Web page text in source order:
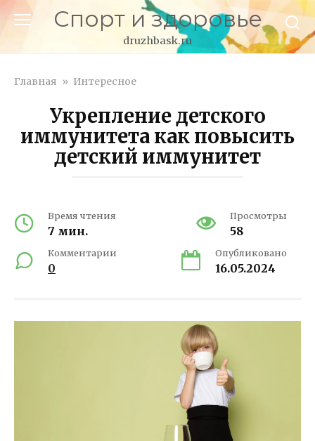
Спорт и здоровье
druzhbask.ru
Главная » Интересное
Укрепление детского
иммунитета как повысить
детский иммунитет
Время чтения
7 мин.
Просмотры
58
Комментарии
0
Опубликовано
16.05.2024